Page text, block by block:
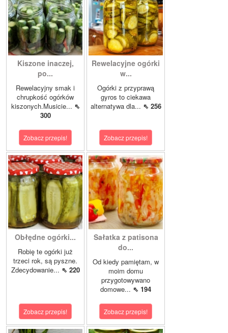
Kiszone inaczej,
po...
Rewelacyjny smak i
chrupkość ogórków
kiszonych.Musicie... ⇖
300
Zobacz przepis!
Rewelacyjne ogórki
w...
Ogórki z przyprawą
gyros to ciekawa
alternatywa dla... ⇖ 256
Zobacz przepis!
Obłędne ogórki...
Robię te ogórki już
trzeci rok, są pyszne.
Zdecydowanie... ⇖ 220
Zobacz przepis!
Sałatka z patisona
do...
Od kiedy pamiętam, w
moim domu
przygotowywano
domowe... ⇖ 194
Zobacz przepis!